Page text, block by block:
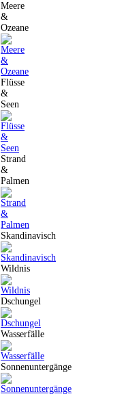
Meere
&
Ozeane
Flüsse
&
Seen
Strand
&
Palmen
Skandinavisch
Wildnis
Dschungel
Wasserfälle
Sonnenuntergänge